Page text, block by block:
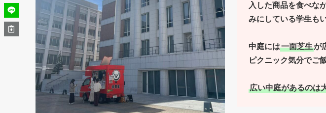
入した商品を食べな
みにしている学生も
中庭には一面芝生が
ピクニック気分でご
広い中庭があるのは